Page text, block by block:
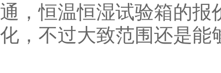
通，恒温恒湿试验箱的报
化，不过大致范围还是能